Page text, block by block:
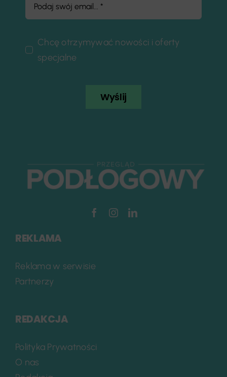
Chcę otrzymywać nowości i oferty
specjalne
Wyślij
REKLAMA
Reklama w serwisie
Partnerzy
REDAKCJA
Polityka Prywatności
O nas